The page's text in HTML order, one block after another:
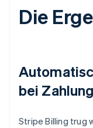
Die
bei
Stripe Billing trug